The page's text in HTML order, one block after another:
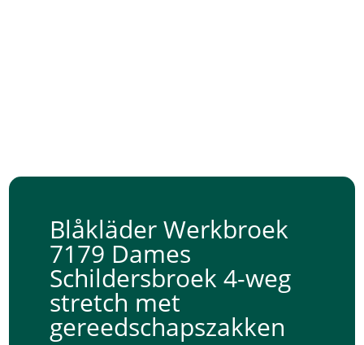
Blåkläder Werkbroek
7179 Dames
Schildersbroek 4-weg
stretch met
gereedschapszakken